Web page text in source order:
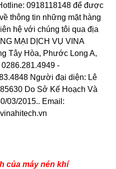
0918118148 để được
thông tin những mặt hàng
hệ với chúng tôi qua địa
MẠI DỊCH VỤ VINA
Tây Hòa, Phước Long A,
-
Người đại diện: Lê
Do Sở Kế Hoạch Và
03/2015.. Email:
của máy nén khí